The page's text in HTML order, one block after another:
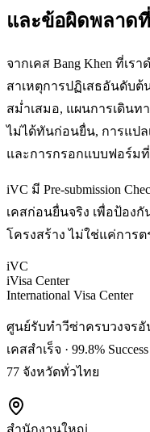
และข้อผิดพลาด
จากเคส Bang Khen ที่เร
สาเหตุการปฏิเสธอันดับต้
สม่ำเสมอ, แผนการเดินท
ไม่ได้ทันก่อนยื่น, การแปล
และการกรอกแบบฟอร์ม
iVC มี Pre-submission
เคสก่อนยื่นจริง เพื่อป้อง
โครงสร้าง ไม่ใช่แค่การต
iVC
iVisa Center
International Visa Center
ศูนย์รับทำวีซ่าครบวงจรอั
เคสสำเร็จ · 99.8%
77 จังหวัดทั่วไทย
สำนักงานใหญ่